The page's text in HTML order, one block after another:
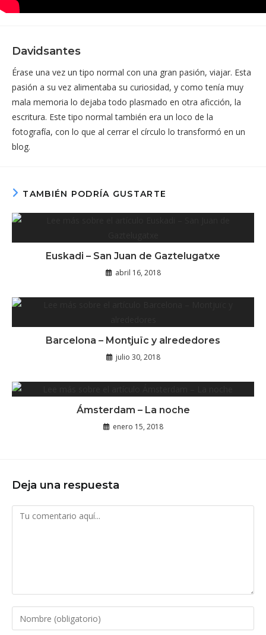
Davidsantes
Érase una vez un tipo normal con una gran pasión, viajar. Esta
pasión a su vez alimentaba su curiosidad, y como tenía muy
mala memoria lo dejaba todo plasmado en otra aficción, la
escritura. Este tipo normal también era un loco de la
fotografía, con lo que al cerrar el círculo lo transformó en un
blog.
TAMBIÉN PODRÍA GUSTARTE
Euskadi – San Juan de Gaztelugatxe
abril 16, 2018
Barcelona – Montjuïc y alrededores
julio 30, 2018
Ámsterdam – La noche
enero 15, 2018
Deja una respuesta
Comentario
Introduce
tu